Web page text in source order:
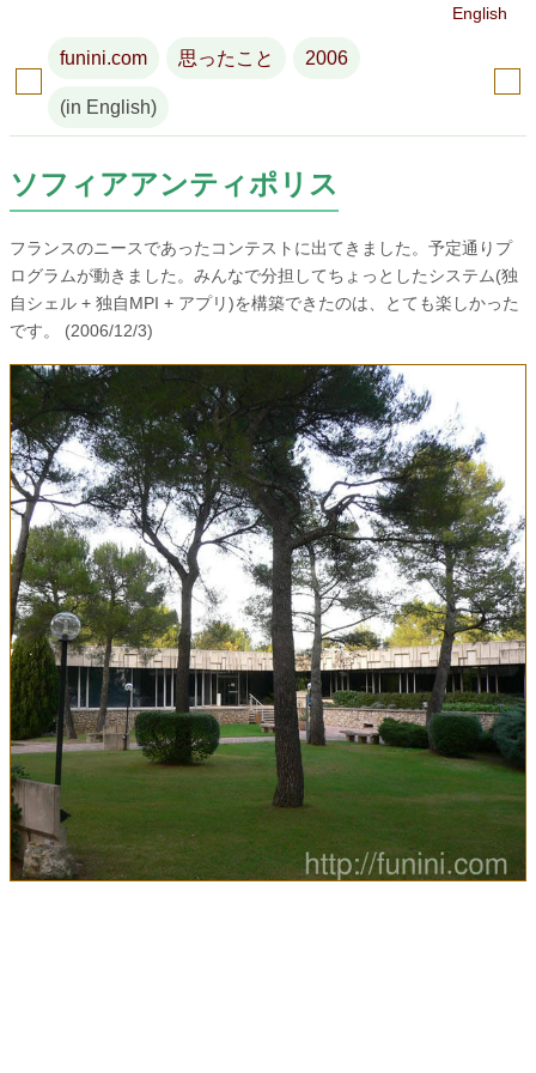
English
funini.com 思ったこと 2006
(in English)
ソフィアアンティポリス
フランスのニースであったコンテストに出てきました。予定通りプ
ログラムが動きました。みんなで分担してちょっとしたシステム(独
自シェル + 独自MPI + アプリ)を構築できたのは、とても楽しかった
です。 (2006/12/3)